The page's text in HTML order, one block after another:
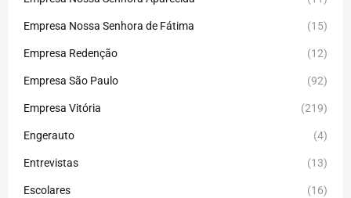
Empresa Nossa Senhora de Fátima (15)
Empresa Redenção (12)
Empresa São Paulo (92)
Empresa Vitória (219)
Engerauto (4)
Entrevistas (13)
Escolares (16)